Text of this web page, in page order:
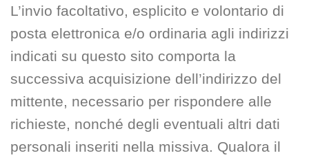
L’invio facoltativo, esplicito e volontario di
posta elettronica e/o ordinaria agli indirizzi
indicati su questo sito comporta la
successiva acquisizione dell’indirizzo del
mittente, necessario per rispondere alle
richieste, nonché degli eventuali altri dati
personali inseriti nella missiva. Qualora il